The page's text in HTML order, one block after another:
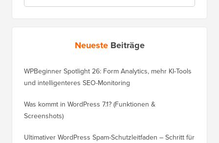
Neueste Beiträge
WPBeginner Spotlight 26: Form Analytics, mehr KI-Tools
und intelligenteres SEO-Monitoring
Was kommt in WordPress 7.1? (Funktionen &
Screenshots)
Ultimativer WordPress Spam-Schutzleitfaden – Schritt für